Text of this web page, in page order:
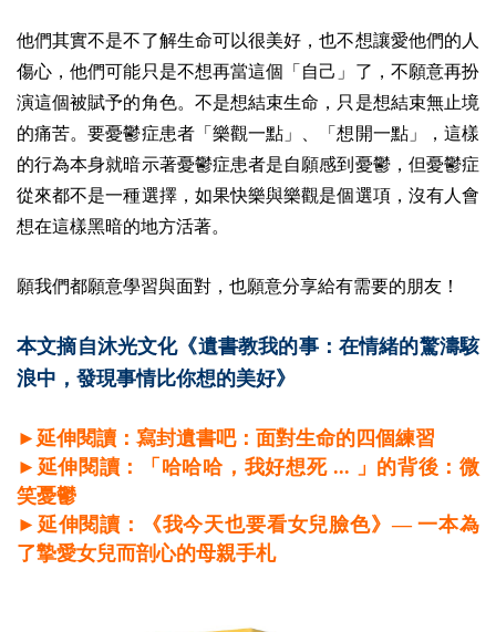
他們其實不是不了解生命可以很美好，也不想讓愛他們的人
傷心，他們可能只是不想再當這個「自己」了，不願意再扮
演這個被賦予的角色。不是想結束生命，只是想結束無止境
的痛苦。要憂鬱症患者「樂觀一點」、「想開一點」，這樣
的行為本身就暗示著憂鬱症患者是自願感到憂鬱，但憂鬱症
從來都不是一種選擇，如果快樂與樂觀是個選項，沒有人會
想在這樣黑暗的地方活著。
願我們都願意學習與面對，也願意分享給有需要的朋友！
本文摘自沐光文化《遺書教我的事：在情緒的驚濤駭
浪中，發現事情比你想的美好》
►延伸閱讀：寫封遺書吧：面對生命的四個練習
►延伸閱讀：「哈哈哈，我好想死 ... 」的背後：微
笑憂鬱
►延伸閱讀：《我今天也要看女兒臉色》— 一本為
了摯愛女兒而剖心的母親手札